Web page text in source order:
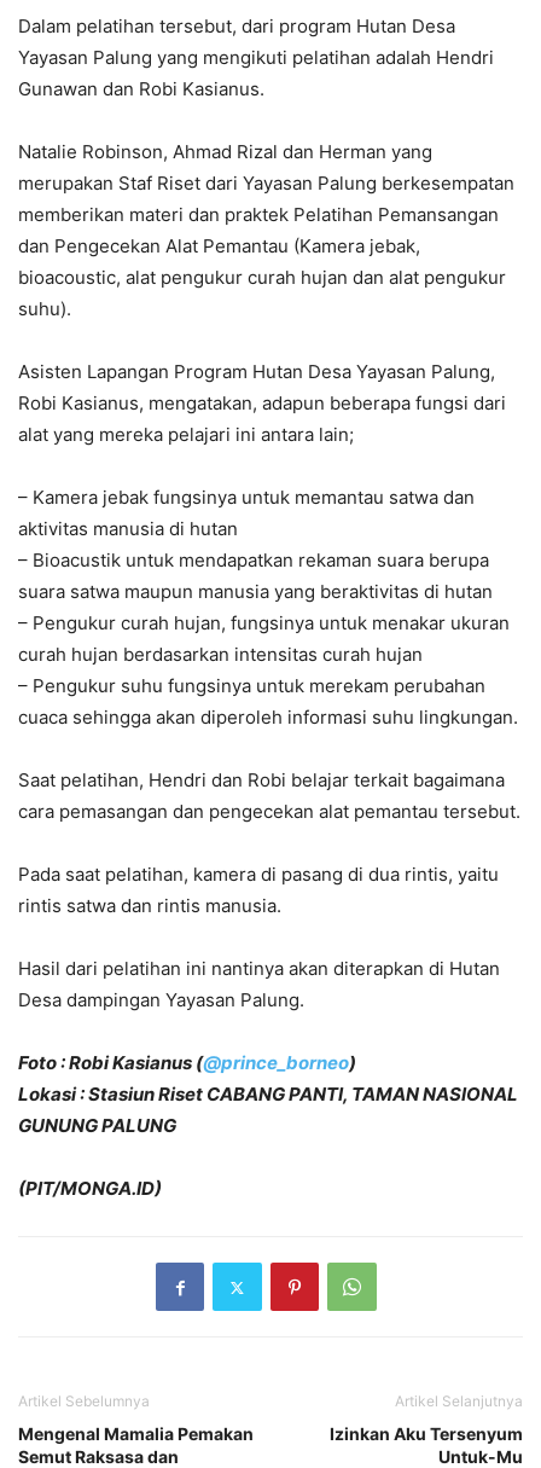
Dalam pelatihan tersebut, dari program Hutan Desa
Yayasan Palung yang mengikuti pelatihan adalah Hendri
Gunawan dan Robi Kasianus.
Natalie Robinson, Ahmad Rizal dan Herman yang
merupakan Staf Riset dari Yayasan Palung berkesempatan
memberikan materi dan praktek Pelatihan Pemansangan
dan Pengecekan Alat Pemantau (Kamera jebak,
bioacoustic, alat pengukur curah hujan dan alat pengukur
suhu).
Asisten Lapangan Program Hutan Desa Yayasan Palung,
Robi Kasianus, mengatakan, adapun beberapa fungsi dari
alat yang mereka pelajari ini antara lain;
– Kamera jebak fungsinya untuk memantau satwa dan
aktivitas manusia di hutan
– Bioacustik untuk mendapatkan rekaman suara berupa
suara satwa maupun manusia yang beraktivitas di hutan
– Pengukur curah hujan, fungsinya untuk menakar ukuran
curah hujan berdasarkan intensitas curah hujan
– Pengukur suhu fungsinya untuk merekam perubahan
cuaca sehingga akan diperoleh informasi suhu lingkungan.
Saat pelatihan, Hendri dan Robi belajar terkait bagaimana
cara pemasangan dan pengecekan alat pemantau tersebut.
Pada saat pelatihan, kamera di pasang di dua rintis, yaitu
rintis satwa dan rintis manusia.
Hasil dari pelatihan ini nantinya akan diterapkan di Hutan
Desa dampingan Yayasan Palung.
Foto : Robi Kasianus (@prince_borneo)
Lokasi : Stasiun Riset CABANG PANTI, TAMAN NASIONAL
GUNUNG PALUNG
(PIT/MONGA.ID)
Artikel Sebelumnya
Mengenal Mamalia Pemakan
Semut Raksasa dan
Artikel Selanjutnya
Izinkan Aku Tersenyum
Untuk-Mu